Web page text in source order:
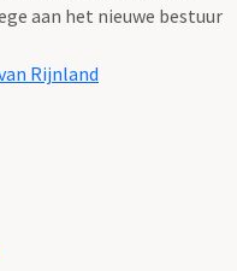
aan het nieuwe bestuur
Rijnland